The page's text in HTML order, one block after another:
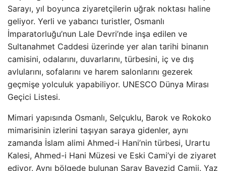
Sarayı, yıl boyunca ziyaretçilerin uğrak noktası haline
geliyor. Yerli ve yabancı turistler, Osmanlı
İmparatorluğu’nun Lale Devri’nde inşa edilen ve
Sultanahmet Caddesi üzerinde yer alan tarihi binanın
camisini, odalarını, duvarlarını, türbesini, iç ve dış
avlularını, sofalarını ve harem salonlarını gezerek
geçmişe yolculuk yapabiliyor. UNESCO Dünya Mirası
Geçici Listesi.
Mimari yapısında Osmanlı, Selçuklu, Barok ve Rokoko
mimarisinin izlerini taşıyan saraya gidenler, aynı
zamanda İslam alimi Ahmed-i Hani’nin türbesi, Urartu
Kalesi, Ahmed-i Hani Müzesi ve Eski Cami’yi de ziyaret
ediyor. Aynı bölgede bulunan Saray Bayezid Camii. Yaz